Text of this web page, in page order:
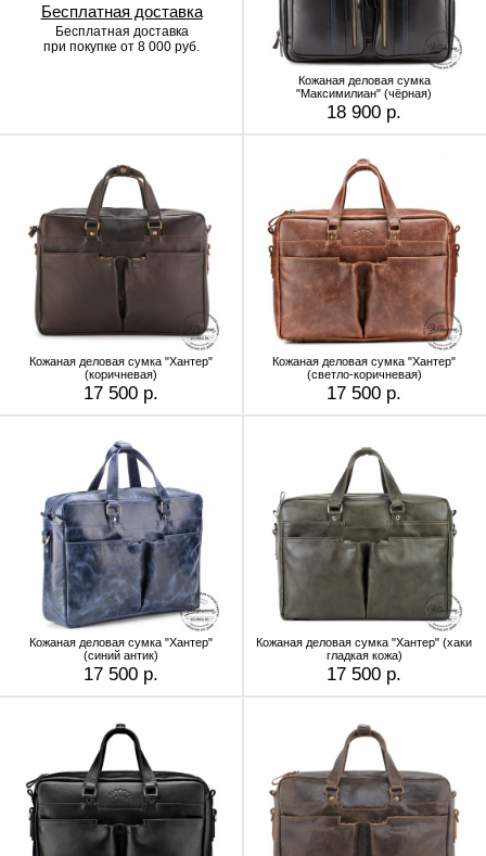
Бесплатная доставка
Бесплатная доставка
при покупке от 8 000 руб.
Кожаная деловая сумка
"Максимилиан" (чёрная)
18 900 р.
Кожаная деловая сумка "Хантер"
(коричневая)
17 500 р.
Кожаная деловая сумка "Хантер"
(светло-коричневая)
17 500 р.
Кожаная деловая сумка "Хантер"
(синий антик)
17 500 р.
Кожаная деловая сумка "Хантер" (хаки
гладкая кожа)
17 500 р.